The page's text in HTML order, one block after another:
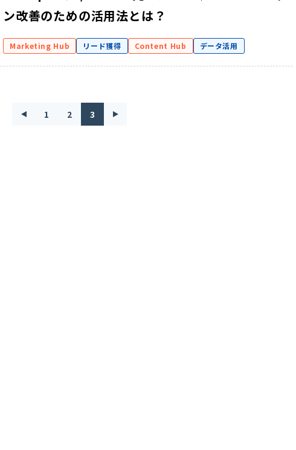
ン改善のための活用法とは？
Marketing Hub リード獲得 Content Hub データ活用
1 2 3